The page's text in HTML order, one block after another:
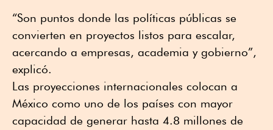
“Son puntos donde las políticas públicas se
convierten en proyectos listos para escalar,
acercando a empresas, academia y gobierno”,
explicó.
Las proyecciones internacionales colocan a
México como uno de los países con mayor
capacidad de generar hasta 4.8 millones de